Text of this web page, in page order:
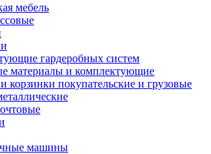
мебель
гардеробных систем
материалы и комплектующие
корзинки покупательские и грузовые
машины